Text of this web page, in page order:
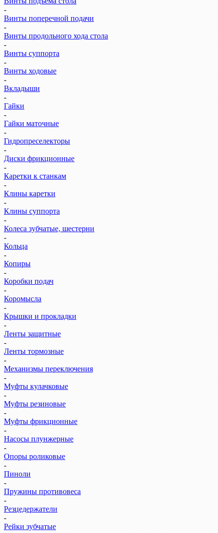
-
Винты поперечной подачи
-
Винты продольного хода стола
-
Винты суппорта
-
Винты ходовые
-
Вкладыши
-
Гайки
-
Гайки маточные
-
Гидропреселекторы
-
Диски фрикционные
-
Каретки к станкам
-
Клины каретки
-
Клины суппорта
-
Колеса зубчатые, шестерни
-
Кольца
-
Копиры
-
Коробки подач
-
Коромысла
-
Крышки и прокладки
-
Ленты защитные
-
Ленты тормозные
-
Механизмы переключения
-
Муфты кулачковые
-
Муфты резиновые
-
Муфты фрикционные
-
Насосы плунжерные
-
Опоры роликовые
-
Пиноли
-
Пружины противовеса
-
Резцедержатели
-
Рейки зубчатые